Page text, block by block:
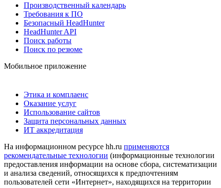
Производственный календарь
Требования к ПО
Безопасный HeadHunter
HeadHunter API
Поиск работы
Поиск по резюме
Мобильное приложение
Этика и комплаенс
Оказание услуг
Использование сайтов
Защита персональных данных
ИТ аккредитация
На информационном ресурсе hh.ru применяются
рекомендательные технологии (информационные технологии
предоставления информации на основе сбора, систематизации
и анализа сведений, относящихся к предпочтениям
пользователей сети «Интернет», находящихся на территории